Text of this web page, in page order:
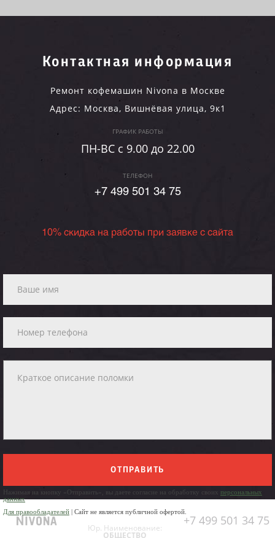
Контактная информация
Ремонт кофемашин Nivona в Москве
Адрес: Москва, Вишнёвая улица, 9к1
ГРАФИК РАБОТЫ
ПН-ВC c 9.00 до 22.00
ТЕЛЕФОН
+7 499 501 34 75
10% скидка на работы при заявке с сайта
ОТПРАВИТЬ
Нажимая на кнопку «Отправить», вы даете согласие на обработку своих персональных
данных
Для правообладателей | Сайт не является публичной офертой.
+7 499 501 34 75
Юр. Наименование:
ОБЩЕСТВО